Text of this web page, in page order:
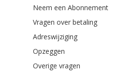
Neem een Abonnement
Vragen over betaling
Adreswijziging
Opzeggen
Overige vragen